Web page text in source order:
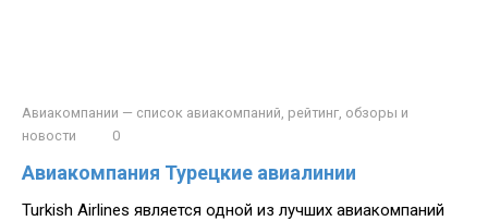
Авиакомпании — список авиакомпаний, рейтинг, обзоры и
новости
0
Авиакомпания Турецкие авиалинии
Turkish Airlines является одной из лучших авиакомпаний